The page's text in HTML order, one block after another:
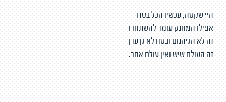
היי שקטה, עכשיו הכל בסדר
אפילו המחנק עומד להשתחרר
זה לא הגיהנום ובטח לא גן עדן
זה העולם שיש ואין עולם אחר.